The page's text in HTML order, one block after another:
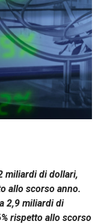
miliardi di dollari,
allo scorso anno.
2,9 miliardi di
rispetto allo scorso